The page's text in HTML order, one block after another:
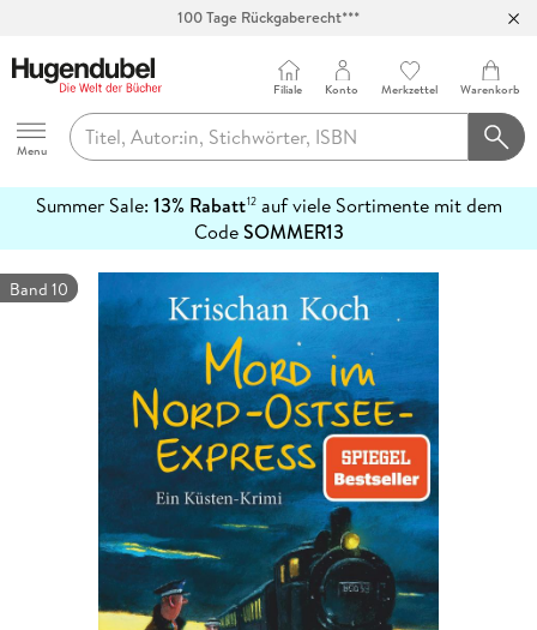
100 Tage Rückgaberecht***
Hugendubel
Menu
Filiale Konto Merkzettel Warenkorb
Summer Sale: 13% Rabatt12auf viele Sortimente mit dem
CodeSOMMER13
erfahren
Band 10